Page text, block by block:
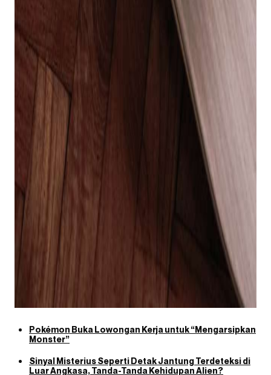
Pokémon Buka Lowongan Kerja untuk “Mengarsipkan
Monster”
Sinyal Misterius Seperti Detak Jantung Terdeteksi di
Luar Angkasa, Tanda-Tanda Kehidupan Alien?